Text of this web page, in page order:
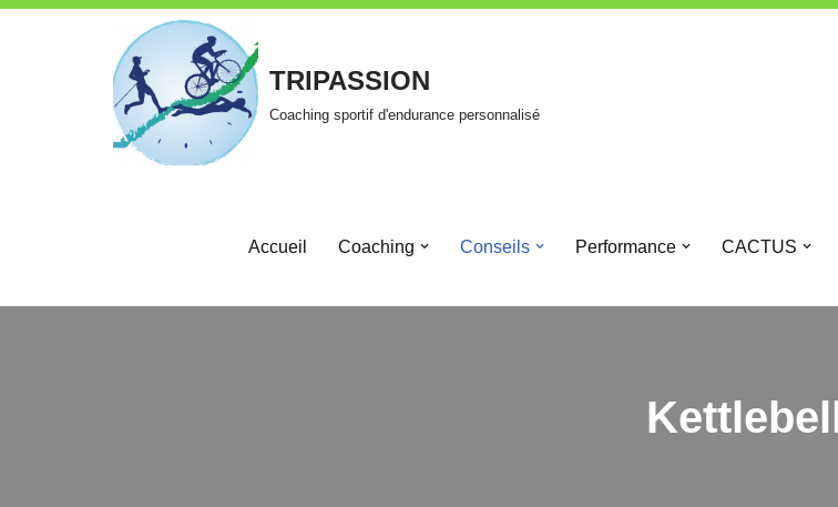
TRIPASSION
Coaching sportif d'endurance personnalisé
Accueil Coaching Conseils Performance CACTUS